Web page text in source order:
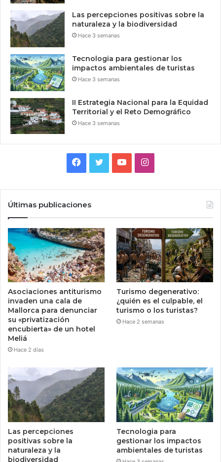
Las percepciones positivas sobre la
naturaleza y la biodiversidad
Hace 3 semanas
Tecnologia para gestionar los
impactos ambientales de turistas
Hace 3 semanas
II Estrategia Nacional para la Equidad
Territorial y el Reto Demográfico
Hace 3 semanas
Facebook
TwitterYouTubeInstagram
Últimas publicaciones
Asociaciones antiturismo
invaden una cala de
Mallorca para denunciar
su «privatización
encubierta» de un hotel
Meliá
Hace 2 días
Turismo degenerativo:
¿quién es el culpable, el
turismo o los turistas?
Hace 2 semanas
Las percepciones
positivas sobre la
naturaleza y la
biodiversidad
Tecnologia para
gestionar los impactos
ambientales de turistas